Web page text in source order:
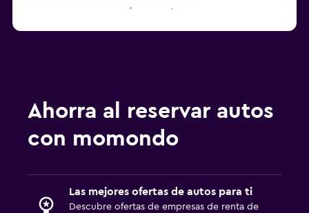
Renta de autos en Los Ángeles Payless
Ahorra al reservar autos
con momondo
Las mejores ofertas de autos para ti
Descubre ofertas de empresas de renta de